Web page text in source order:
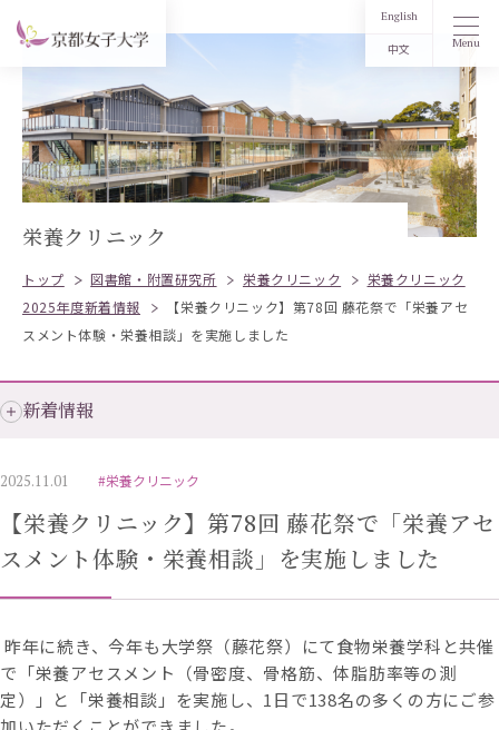
English
中文 Menu
栄養クリニック
トップ 図書館・附置研究所 栄養クリニック
栄養クリニック
2025年度新着情報
【栄養クリニック】第78回 藤花祭で「栄養アセ
スメント体験・栄養相談」を実施しました
新着情報
2025.11.01 #栄養クリニック
【栄養クリニック】第78回 藤花祭で「栄養アセ
スメント体験・栄養相談」を実施しました
昨年に続き、今年も大学祭（藤花祭）にて食物栄養学科と共催
で「栄養アセスメント（骨密度、骨格筋、体脂肪率等の測
定）」と「栄養相談」を実施し、 1 日で138名の多くの方にご参